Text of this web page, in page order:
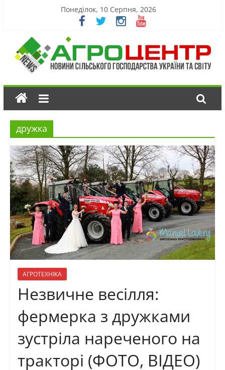
Понеділок, 10 Серпня, 2026
дружка
АГРОТЕХНІКА
Незвичне весілля:
фермерка з дружками
зустріла нареченого на
тракторі (ФОТО, ВІДЕО)